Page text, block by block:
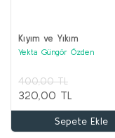
Kıyım ve Yıkım
Yekta Güngör Özden
400,00 TL
320,00 TL
Sepete Ekle